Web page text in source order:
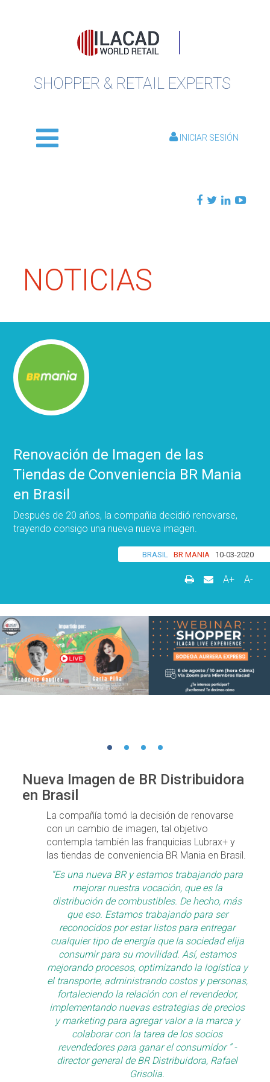
SHOPPER & RETAIL EXPERTS
INICIAR SESIÓN
NOTICIAS
Renovación de Imagen de las
Tiendas de Conveniencia BR Mania
en Brasil
Después de 20 años, la compañía decidió renovarse,
trayendo consigo una nueva nueva imagen.
BRASIL BR MANIA 10-03-2020
A+ A-
Nueva Imagen de BR Distribuidora
en Brasil
La compañía tomó la decisión de renovarse
con un cambio de imagen, tal objetivo
contempla también las franquicias Lubrax+ y
las tiendas de conveniencia BR Mania en Brasil.
“Es una nueva BR y estamos trabajando para
mejorar nuestra vocación, que es la
distribución de combustibles. De hecho, más
que eso. Estamos trabajando para ser
reconocidos por estar listos para entregar
cualquier tipo de energía que la sociedad elija
consumir para su movilidad. Así, estamos
mejorando procesos, optimizando la logística y
el transporte, administrando costos y personas,
fortaleciendo la relación con el revendedor,
implementando nuevas estrategias de precios
y marketing para agregar valor a la marca y
colaborar con la tarea de los socios
revendedores para ganar el consumidor ” -
director general de BR Distribuidora, Rafael
Grisolia.